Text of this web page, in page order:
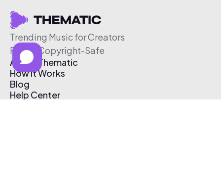
Trending Music for Creators
Free & Copyright-Safe
About Thematic
How It Works
Blog
Help Center